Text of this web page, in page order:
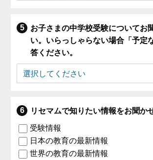
お子さまの中学校受験についてお
い。いらっしゃらない場合「予定
答ください。
リセマムで知りたい情報をお聞か
受験情報
日本の教育の最新情報
世界の教育の最新情報